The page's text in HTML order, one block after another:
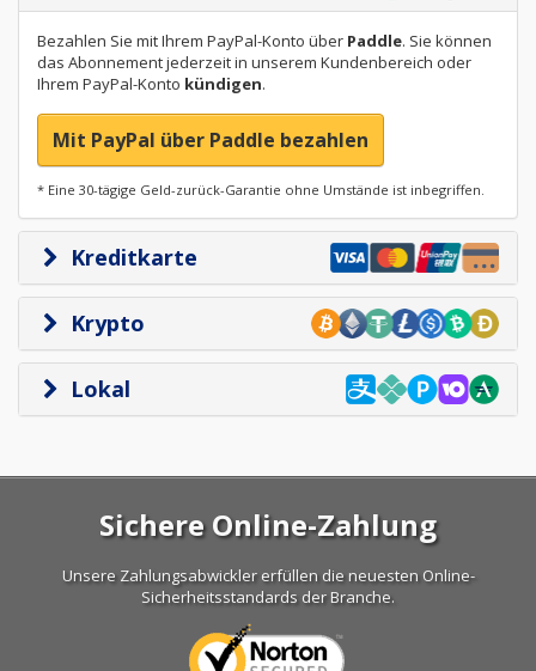
Bezahlen Sie mit Ihrem PayPal-Konto über Paddle. Sie können
das Abonnement jederzeit in unserem Kundenbereich oder
Ihrem PayPal-Konto kündigen.
Mit PayPal über Paddle bezahlen
* Eine 30-tägige Geld-zurück-Garantie ohne Umstände ist inbegriffen.
Kreditkarte
Krypto
Lokal
Sichere Online-Zahlung
Unsere Zahlungsabwickler erfüllen die neuesten Online-
Sicherheitsstandards der Branche.